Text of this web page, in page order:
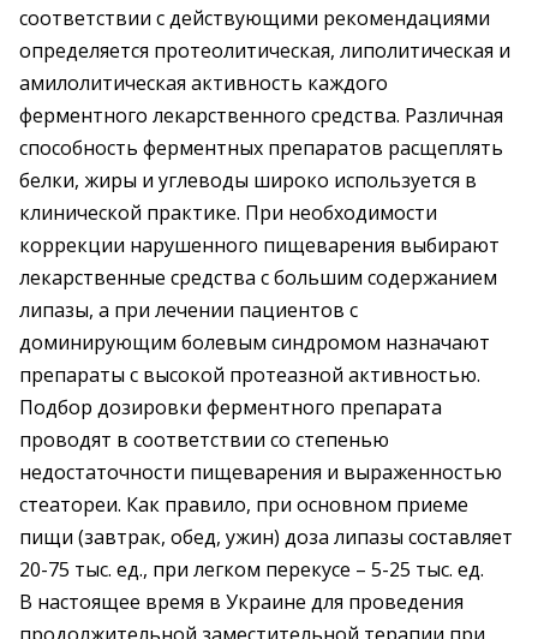
соответствии с действующими рекомендациями
определяется протеолитическая, липолитическая и
амилолитическая активность каждого
ферментного лекарственного средства. Различная
способность ферментных препаратов расщеплять
белки, жиры и углеводы широко используется в
клинической практике. При необходимости
коррекции нарушенного пищеварения выбирают
лекарственные средства с большим содержанием
липазы, а при лечении пациентов с
доминирующим болевым синдромом назначают
препараты с высокой протеазной активностью.
Подбор дозировки ферментного препарата
проводят в соответствии со степенью
недостаточности пищеварения и выраженностью
стеатореи. Как правило, при основном приеме
пищи (завтрак, обед, ужин) доза липазы составляет
20-75 тыс. ед., при легком перекусе – 5-25 тыс. ед.
В настоящее время в Украине для проведения